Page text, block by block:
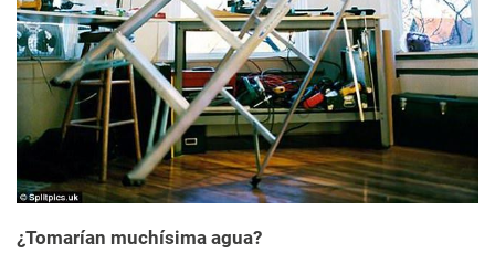
¿Tomarían muchísima agua?